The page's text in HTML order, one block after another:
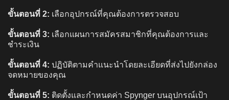
ขั้นตอนที่ 2: เลือกอุปกรณ์ที่คุณต้องการตรวจสอบ
ขั้นตอนที่ 3: เลือกแผนการสมัครสมาชิกที่คุณต้องการและ
ชำระเงิน
ขั้นตอนที่ 4: ปฏิบัติตามคำแนะนำโดยละเอียดที่ส่งไปยังกล่อง
จดหมายของคุณ
ขั้นตอนที่ 5: ติดตั้งและกำหนดค่า Spynger บนอุปกรณ์เป้า